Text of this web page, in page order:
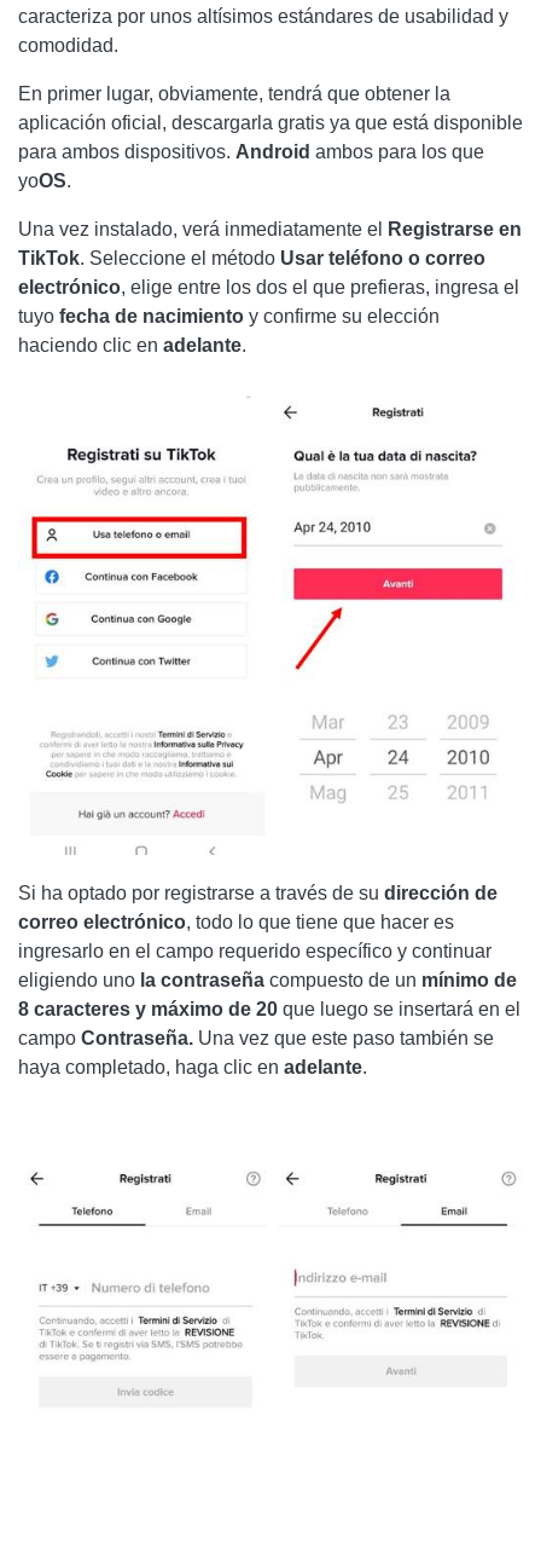
caracteriza por unos altísimos estándares de usabilidad y
comodidad.
En primer lugar, obviamente, tendrá que obtener la
aplicación oficial, descargarla gratis ya que está disponible
para ambos dispositivos. Android ambos para los que
yoOS.
Una vez instalado, verá inmediatamente el
Registrarse en
TikTok. Seleccione el método Usar teléfono o correo
electrónico, elige entre los dos el que prefieras, ingresa el
tuyo fecha de nacimiento y confirme su elección
haciendo clic en adelante.
Si ha optado por registrarse a través de su dirección de
correo electrónico, todo lo que tiene que hacer es
ingresarlo en el campo requerido específico y continuar
eligiendo uno la contraseña compuesto de un mínimo de
8 caracteres y máximo de 20 que luego se insertará en el
campo Contraseña. Una vez que este paso también se
haya completado, haga clic en adelante.